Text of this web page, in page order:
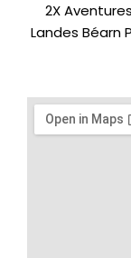
2X
Landes Béarn